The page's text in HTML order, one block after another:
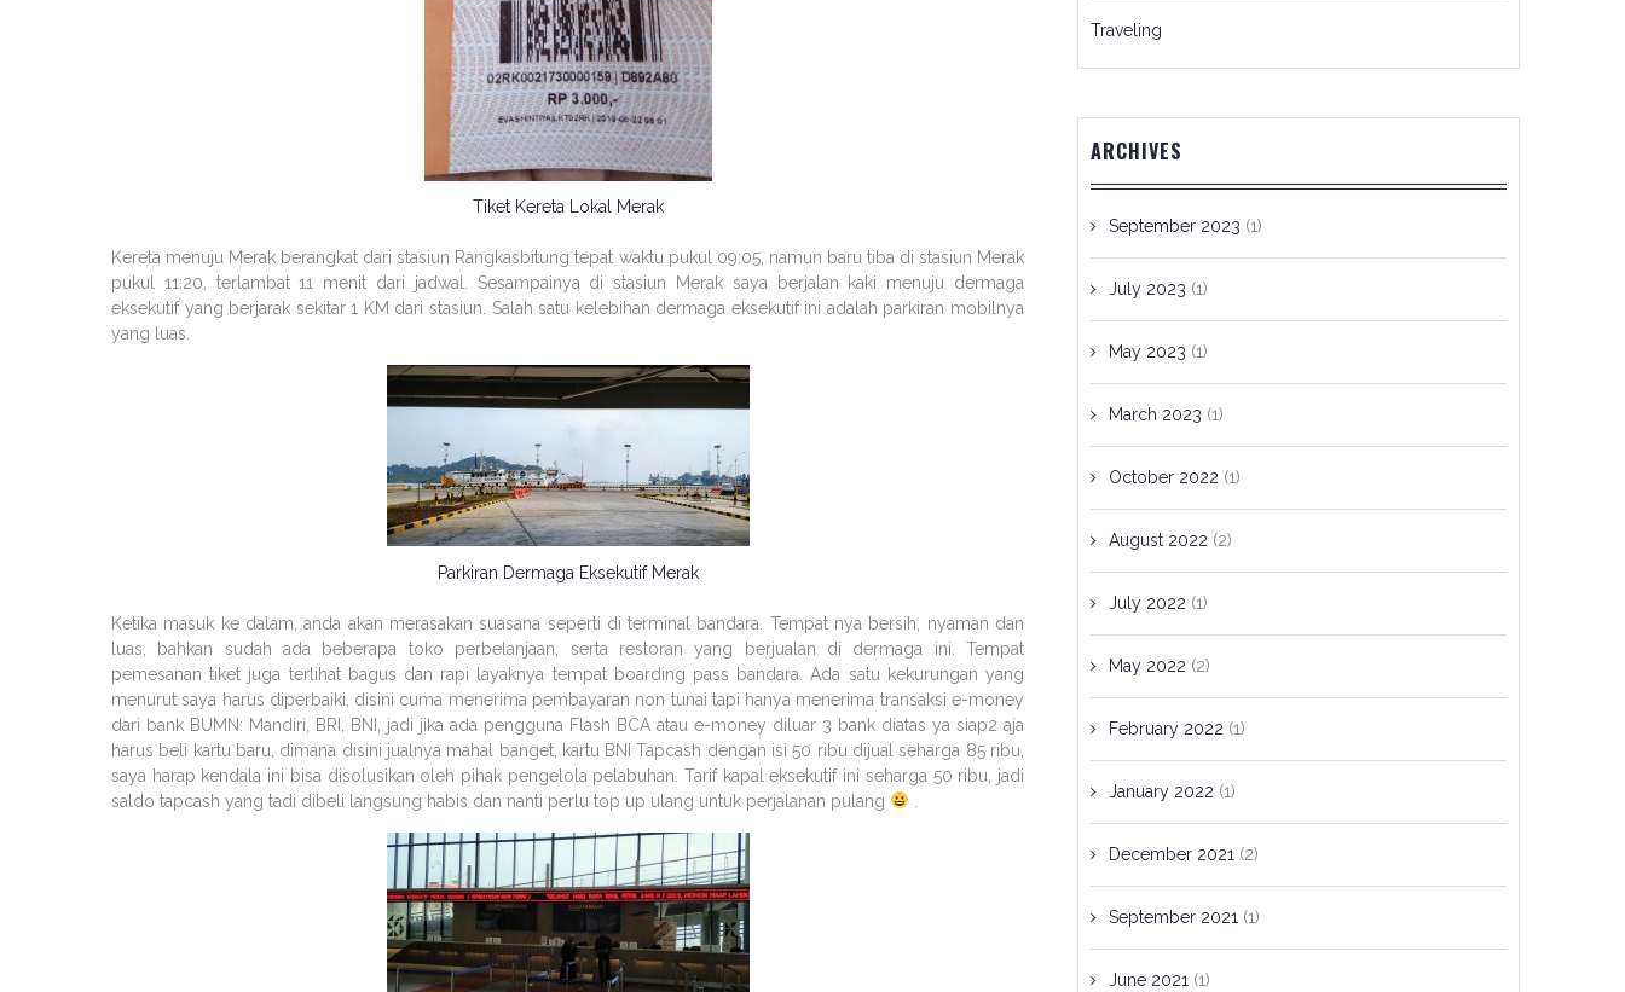
Tiket Kereta Lokal Merak
Kereta menuju Merak berangkat dari stasiun Rangkasbitung tepat waktu pukul 09:05, namun baru tiba di stasiun Merak
pukul 11:20, terlambat 11 menit dari jadwal. Sesampainya di stasiun Merak saya berjalan kaki menuju dermaga
eksekutif yang berjarak sekitar 1 KM dari stasiun. Salah satu kelebihan dermaga eksekutif ini adalah parkiran mobilnya
yang luas.
Parkiran Dermaga Eksekutif Merak
Ketika masuk ke dalam, anda akan merasakan suasana seperti di terminal bandara. Tempat nya bersih, nyaman dan
luas, bahkan sudah ada beberapa toko perbelanjaan, serta restoran yang berjualan di dermaga ini. Tempat
pemesanan tiket juga terlihat bagus dan rapi layaknya tempat boarding pass bandara. Ada satu kekurungan yang
menurut saya harus diperbaiki, disini cuma menerima pembayaran non tunai tapi hanya menerima transaksi e-money
dari bank BUMN: Mandiri, BRI, BNI, jadi jika ada pengguna Flash BCA atau e-money diluar 3 bank diatas ya siap2 aja
harus beli kartu baru, dimana disini jualnya mahal banget, kartu BNI Tapcash dengan isi 50 ribu dijual seharga 85 ribu,
saya harap kendala ini bisa disolusikan oleh pihak pengelola pelabuhan. Tarif kapal eksekutif ini seharga 50 ribu, jadi
saldo tapcash yang tadi dibeli langsung habis dan nanti perlu top up ulang untuk perjalanan pulang
Traveling
ARCHIVES
September 2023 (1)
July 2023 (1)
May 2023 (1)
March 2023 (1)
October 2022 (1)
August 2022 (2)
July 2022 (1)
May 2022 (2)
February 2022 (1)
January 2022 (1)
December 2021 (2)
September 2021 (1)
June 2021 (1)